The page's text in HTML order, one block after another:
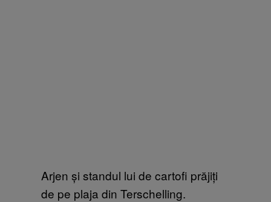
Arjen și standul lui de cartofi prăjiți
de pe plaja din Terschelling.